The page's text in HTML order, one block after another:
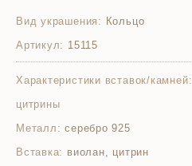
Вид украшения: Кольцо
Артикул: 15115
Характеристики вставок/камней:
цитрины
Металл: серебро 925
Вставка: виолан, цитрин